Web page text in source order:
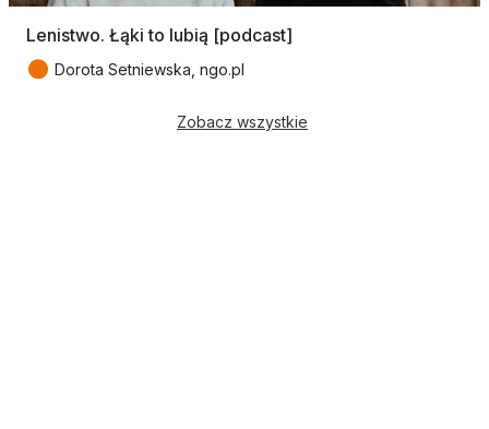
Lenistwo. Łąki to lubią [podcast]
● Dorota Setniewska, ngo.pl
Zobacz wszystkie